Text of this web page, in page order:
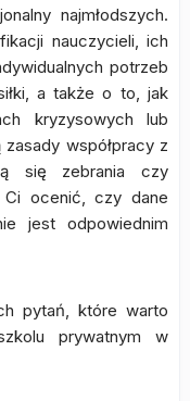
najmłodszych.
nauczycieli, ich
potrzeb
a także o to, jak
kryzysowych lub
współpracy z
się zebrania czy
ocenić, czy dane
jest odpowiednim
pytań, które warto
prywatnym w